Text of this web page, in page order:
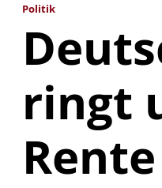
Politik
ringt
Rente